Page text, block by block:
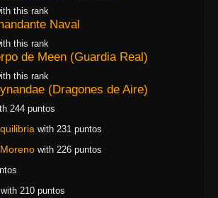
this rank
Naval
this rank
de Meen (Guardia Real)
this rank
(Dragones de Aire)
244 puntos
with 231 puntos
with 226 puntos
with 210 puntos